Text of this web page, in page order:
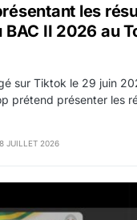
les
II 2026 au
sur Tiktok le 29 juin
prétend présenter les
8 JUILLET 2026